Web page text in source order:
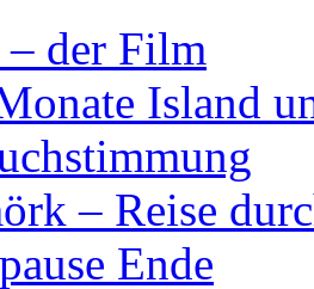
– der Film
Island
– Reise
Ende